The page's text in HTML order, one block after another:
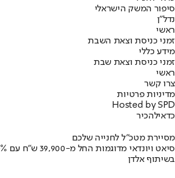
סיפור המשק הישראלי
נדל"ן
ראשי
זמני כניסת וצאת השבת
מידע כללי
זמני כניסת וצאת שבת
ראשי
צרו קשר
מדיניות פרטיות
Hosted by SPD
כדאילהכיר
מסיירת מטכ"ל לחנייה שלכם
סיאט ויונדאי מדוגמות החל מ-39,900 ש״ח עם 100% מימון ואחריות מורחבת
בשיתוף אלדן